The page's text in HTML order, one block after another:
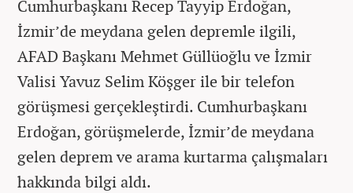
Cumhurbaşkanı Recep Tayyip Erdoğan,
İzmir’de meydana gelen depremle ilgili,
AFAD Başkanı Mehmet Güllüoğlu ve İzmir
Valisi Yavuz Selim Köşger ile bir telefon
görüşmesi gerçekleştirdi. Cumhurbaşkanı
Erdoğan, görüşmelerde, İzmir’de meydana
gelen deprem ve arama kurtarma çalışmaları
hakkında bilgi aldı.